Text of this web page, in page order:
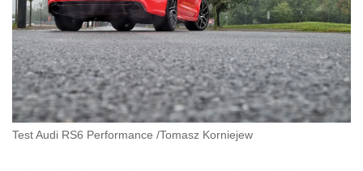
Test Audi RS6 Performance /Tomasz Korniejew